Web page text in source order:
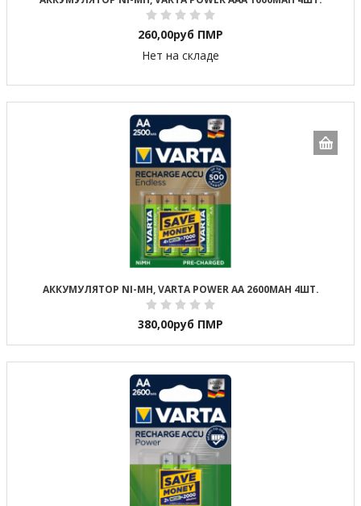
260,00руб ПМР
Нет на складе
АККУМУЛЯТОР NI-MH, VARTA POWER AA 2600MAH 4ШТ.
380,00руб ПМР